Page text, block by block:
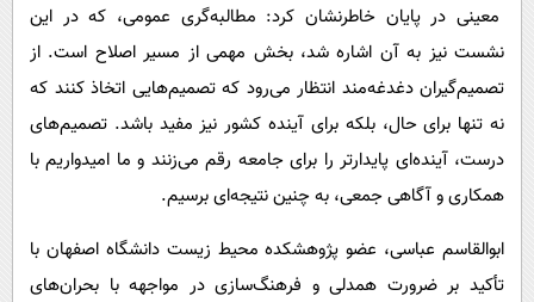
معینی در پایان خاطرنشان کرد: مطالبه‌گری عمومی، که در این
نشست نیز به آن اشاره شد، بخش مهمی از مسیر اصلاح است. از
تصمیم‌گیران دغدغه‌مند انتظار می‌رود که تصمیم‌هایی اتخاذ کنند که
نه تنها برای حال، بلکه برای آینده کشور نیز مفید باشد. تصمیم‌های
درست، آینده‌ای پایدارتر را برای جامعه رقم می‌زنند و ما امیدواریم با
همکاری و آگاهی جمعی، به چنین نتیجه‌ای برسیم.
ابوالقاسم عباسی، عضو پژوهشکده محیط زیست دانشگاه اصفهان با
تأکید بر ضرورت همدلی و فرهنگ‌سازی در مواجهه با بحران‌های